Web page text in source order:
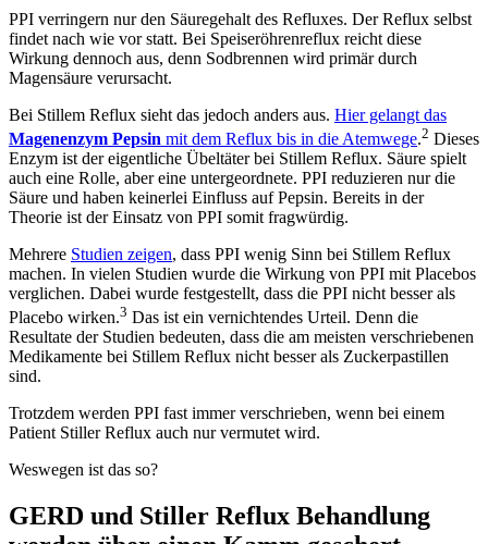
PPI verringern nur den Säuregehalt des Refluxes. Der Reflux selbst
findet nach wie vor statt. Bei Speiseröhrenreflux reicht diese
Wirkung dennoch aus, denn Sodbrennen wird primär durch
Magensäure verursacht.
Bei Stillem Reflux sieht das jedoch anders aus. Hier gelangt das
Magenenzym Pepsin mit dem Reflux bis in die Atemwege.2 Dieses
Enzym ist der eigentliche Übeltäter bei Stillem Reflux. Säure spielt
auch eine Rolle, aber eine untergeordnete. PPI reduzieren nur die
Säure und haben keinerlei Einfluss auf Pepsin. Bereits in der
Theorie ist der Einsatz von PPI somit fragwürdig.
Mehrere Studien zeigen, dass PPI wenig Sinn bei Stillem Reflux
machen. In vielen Studien wurde die Wirkung von PPI mit Placebos
verglichen. Dabei wurde festgestellt, dass die PPI nicht besser als
Placebo wirken.3 Das ist ein vernichtendes Urteil. Denn die
Resultate der Studien bedeuten, dass die am meisten verschriebenen
Medikamente bei Stillem Reflux nicht besser als Zuckerpastillen
sind.
Trotzdem werden PPI fast immer verschrieben, wenn bei einem
Patient Stiller Reflux auch nur vermutet wird.
Weswegen ist das so?
GERD und Stiller Reflux Behandlung